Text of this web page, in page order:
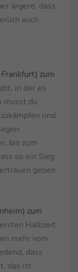
ärgere, dass
auch
zum
in der es
musst du
und
bis zum
so ein Sieg
geben
zum
Halbzeit
mehr vom
dass
das ist